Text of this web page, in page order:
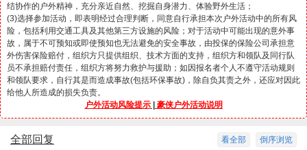
结协作的户外精神，充分亲近自然、挖掘自身潜力、体验野外生活；
(3)选择参加活动，即表明经过合理判断，同意自行承担本次户外活动中的所有风
险，包括利用交通工具及其他第三方设施的风险；对于活动中可能出现的意外事
故，属于不可预知或即使预知也无法避免的安全事故，由投保的保险公司承担意
外伤害保险赔付，组织方只提供组织、技术方面的支持，组织方和领队及同行队
员不承担赔付责任，组织方将努力救护与援助；如因报名者个人不遵守活动规则
和领队要求，自行其是而造成事故(包括环保事故)，除自负其责之外，还应对因此
给他人所造成的损失负责。
户外活动风险提示| 豪侠户外活动说明
倒序浏览
看全部
全部回复